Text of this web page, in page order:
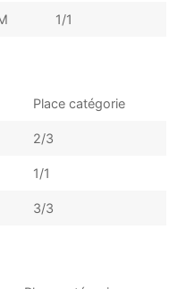
1/1
Place catégorie
2/3
1/1
3/3